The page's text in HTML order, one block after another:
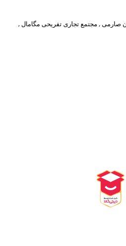
, میدان صارمی , مجتمع تجاری تفریحی مگامال ,